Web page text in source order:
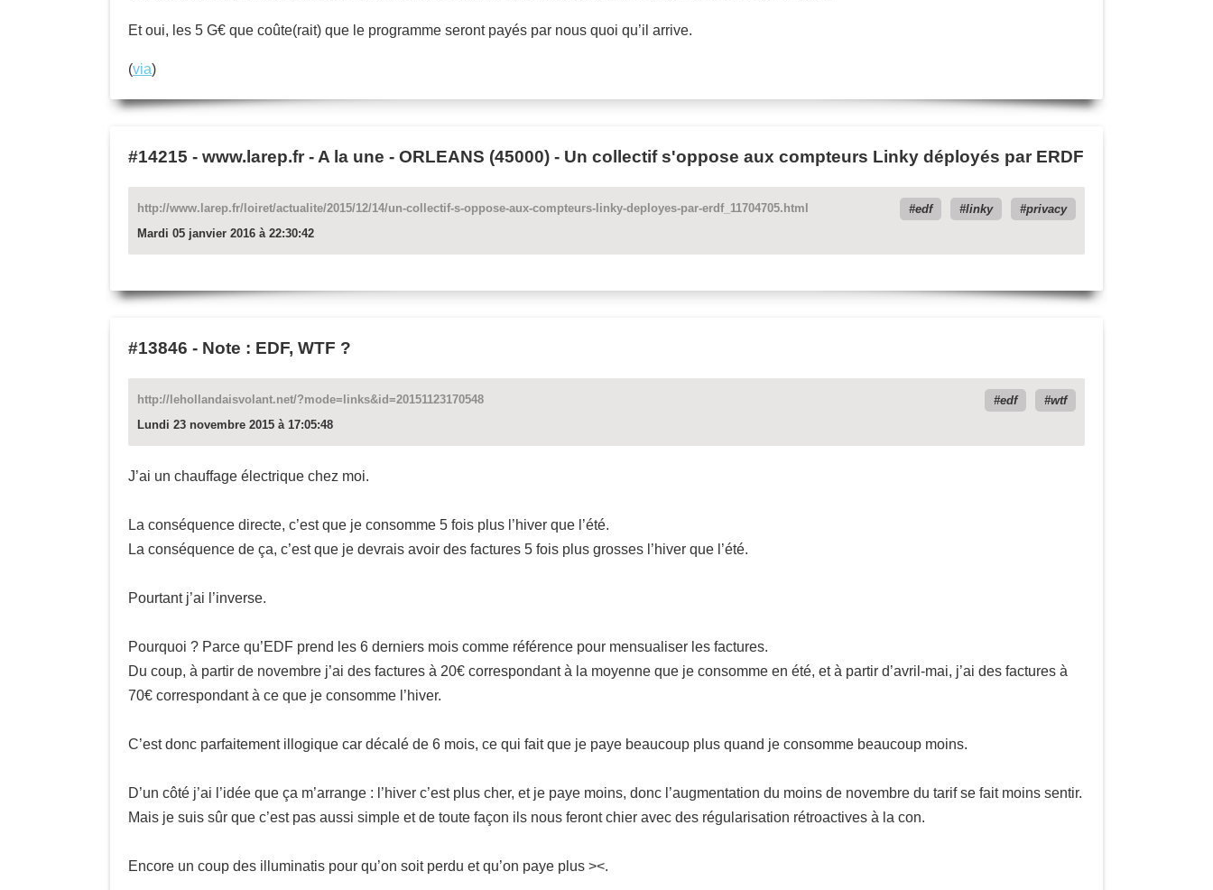
Et oui, les 5 G€ que coûte(rait) que le programme seront payés par nous quoi qu’il arrive.
(via)
#14215 - www.larep.fr - A la une - ORLEANS (45000) - Un collectif s'oppose aux compteurs Linky déployés par ERDF
http://www.larep.fr/loiret/actualite/2015/12/14/un-collectif-s-oppose-aux-compteurs-linky-deployes-par-erdf_11704705.html edf linky
privacy
Mardi 05 janvier 2016 à 22:30:42
#13846 - Note : EDF, WTF ?
http://lehollandaisvolant.net/?mode=links&id=20151123170548 edf
wtf
Lundi 23 novembre 2015 à 17:05:48
J’ai un chauffage électrique chez moi.
La conséquence directe, c’est que je consomme 5 fois plus l’hiver que l’été.
La conséquence de ça, c’est que je devrais avoir des factures 5 fois plus grosses l’hiver que l’été.
Pourtant j’ai l’inverse.
Pourquoi ? Parce qu’EDF prend les 6 derniers mois comme référence pour mensualiser les factures.
Du coup, à partir de novembre j’ai des factures à 20€ correspondant à la moyenne que je consomme en été, et à partir d’avril-mai, j’ai des factures à
70€ correspondant à ce que je consomme l’hiver.
C’est donc parfaitement illogique car décalé de 6 mois, ce qui fait que je paye beaucoup plus quand je consomme beaucoup moins.
D’un côté j’ai l’idée que ça m’arrange : l’hiver c’est plus cher, et je paye moins, donc l’augmentation du moins de novembre du tarif se fait moins sentir.
Mais je suis sûr que c’est pas aussi simple et de toute façon ils nous feront chier avec des régularisation rétroactives à la con.
Encore un coup des illuminatis pour qu’on soit perdu et qu’on paye plus ><.